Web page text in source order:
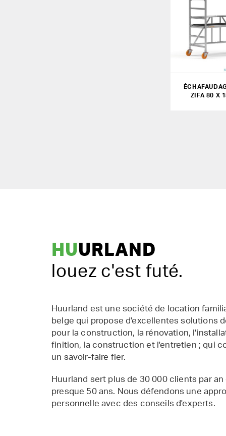
ZIFA 80 X
HUURLAND
louez c'est futé.
Huurland est une société de location
belge qui propose d'excellentes solutions
pour la construction, la rénovation,
finition, la construction et l'entretien ; qui
un savoir-faire fier.
Huurland sert plus de 30 000 clients par an
presque 50 ans. Nous défendons une
personnelle avec des conseils d'experts.